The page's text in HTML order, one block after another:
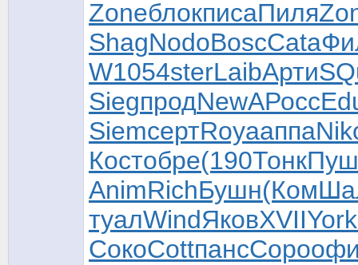
ZoneблокписаПиля
ShagNodoBoscCata
W1054sterLaibАрти
SiegпродNewAРосс
SiemсертRoyaаппа
Костобре(190Тонк
AnimRichБушн(Ком
туалWindЯковXVIIYork
СокоCottпансСоро